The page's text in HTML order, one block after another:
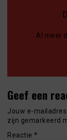
Al meer
Geef een
Jouw e-
zijn gemarkeerd
Reactie *